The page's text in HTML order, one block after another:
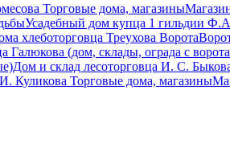
Торговые дома, магазины
Усадебный дом купца 1 гильдии
Ворота
Дом и склад лесоторговца И. С.
Торговые дома, магазины